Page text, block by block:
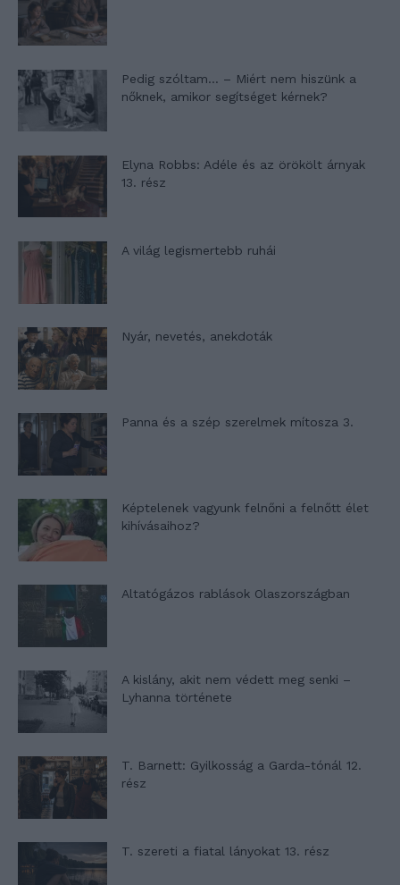
Pedig szóltam… – Miért nem hiszünk a
nőknek, amikor segítséget kérnek?
Elyna Robbs: Adéle és az örökölt árnyak
13. rész
A világ legismertebb ruhái
Nyár, nevetés, anekdoták
Panna és a szép szerelmek mítosza 3.
Képtelenek vagyunk felnőni a felnőtt élet
kihívásaihoz?
Altatógázos rablások Olaszországban
A kislány, akit nem védett meg senki –
Lyhanna története
T. Barnett: Gyilkosság a Garda-tónál 12.
rész
T. szereti a fiatal lányokat 13. rész